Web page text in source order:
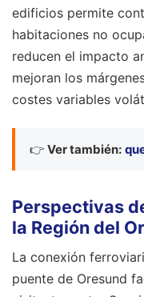
edificios permite
habitaciones no
reducen el impacto
mejoran los
costes variables
👉 Ver también:
Perspectivas
la Región del
La conexión
puente de Oresund